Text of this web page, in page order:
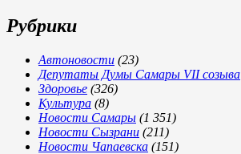
Рубрики
Автоновости (23)
Депутаты Думы Самары VII созыва
Здоровье (326)
Культура (8)
Новости Самары (1 351)
Новости Сызрани (211)
Новости Чапаевска (151)